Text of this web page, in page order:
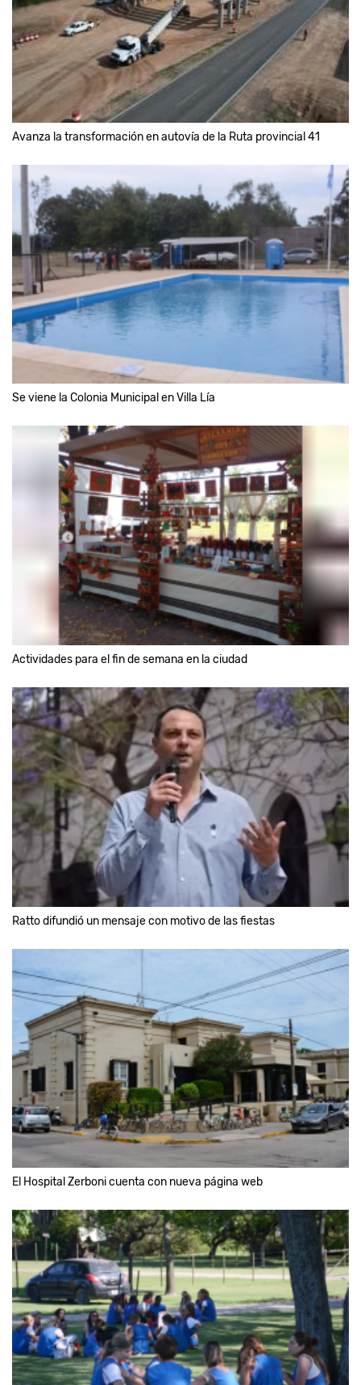
Avanza la transformación en autovía de la Ruta provincial 41
Se viene la Colonia Municipal en Villa Lía
Actividades para el fin de semana en la ciudad
Ratto difundió un mensaje con motivo de las fiestas
El Hospital Zerboni cuenta con nueva página web